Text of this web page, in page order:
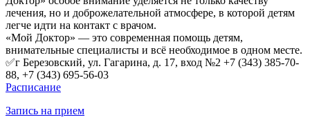
лечения, но и доброжелательной атмосфере, в которой детям
легче идти на контакт с врачом.
«Мой Доктор» — это современная помощь детям,
внимательные специалисты и всё необходимое в одном месте.
✅г Березовский, ул. Гагарина, д. 17, вход №2 +7 (343) 385-70-
88, +7 (343) 695-56-03
Расписание
Запись на прием